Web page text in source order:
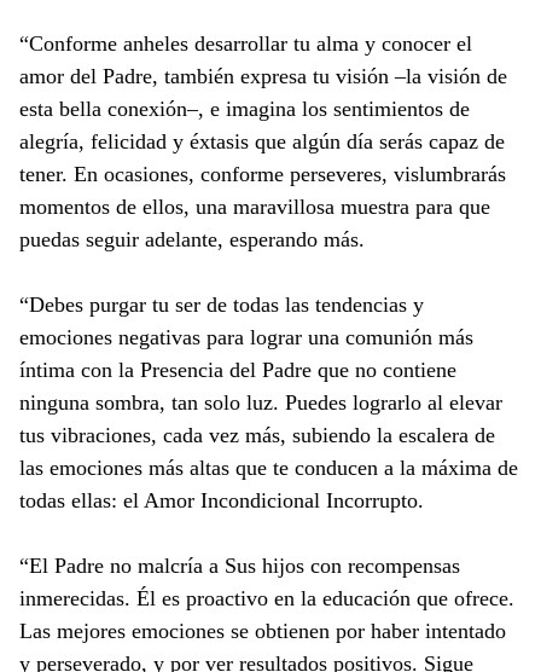
“Conforme anheles desarrollar tu alma y conocer el
amor del Padre, también expresa tu visión –la visión de
esta bella conexión–, e imagina los sentimientos de
alegría, felicidad y éxtasis que algún día serás capaz de
tener. En ocasiones, conforme perseveres, vislumbrarás
momentos de ellos, una maravillosa muestra para que
puedas seguir adelante, esperando más.
“Debes purgar tu ser de todas las tendencias y
emociones negativas para lograr una comunión más
íntima con la Presencia del Padre que no contiene
ninguna sombra, tan solo luz. Puedes lograrlo al elevar
tus vibraciones, cada vez más, subiendo la escalera de
las emociones más altas que te conducen a la máxima de
todas ellas: el Amor Incondicional Incorrupto.
“El Padre no malcría a Sus hijos con recompensas
inmerecidas. Él es proactivo en la educación que ofrece.
Las mejores emociones se obtienen por haber intentado
y perseverado, y por ver resultados positivos. Sigue